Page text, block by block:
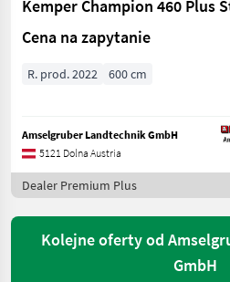
Kemper Champion 460 Plus
Cena na zapytanie
R. prod. 2022 600 cm
Amselgruber Landtechnik GmbH
5121 Dolna Austria
Dealer Premium Plus
Kolejne oferty od
GmbH